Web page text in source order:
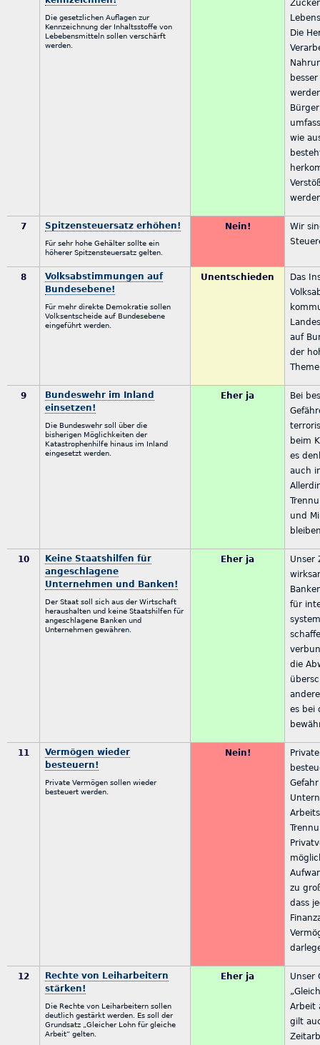
Die gesetzlichen Auflagen zur
Kennzeichnung der Inhaltsstoffe von
Lebebensmitteln sollen verschärft
werden.
Die
wie
7 Spitzensteuersatz erhöhen!
Für sehr hohe Gehälter sollte ein
höherer Spitzensteuersatz gelten.
Nein!
Wir
8
Volksabstimmungen auf
Bundesebene!
Für mehr direkte Demokratie sollen
Volksentscheide auf Bundesebene
eingeführt werden.
Unentschieden
Das
auf
der
9
Bundeswehr im Inland
einsetzen!
Die Bundeswehr soll über die
bisherigen Möglichkeiten der
Katastrophenhilfe hinaus im Inland
eingesetzt werden.
Eher ja
Bei
beim
es
auch
und
10
Keine Staatshilfen für
angeschlagene
Unternehmen und Banken!
Der Staat soll sich aus der Wirtschaft
heraushalten und keine Staatshilfen für
angeschlagene Banken und
Unternehmen gewähren.
Eher ja
Unser
für
die
es bei
11
Vermögen wieder
besteuern!
Private Vermögen sollen wieder
besteuert werden.
Nein!
zu
dass
12
Rechte von Leiharbeitern
stärken!
Die Rechte von Leiharbeitern sollen
deutlich gestärkt werden. Es soll der
Grundsatz „Gleicher Lohn für gleiche
Arbeit“ gelten.
Eher ja
Unser
Arbeit
gilt